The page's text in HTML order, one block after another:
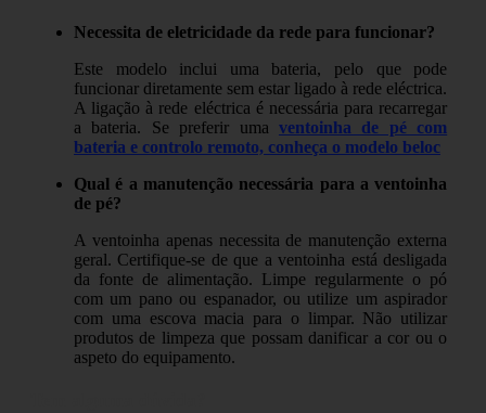
Necessita de eletricidade da rede para funcionar?
Este modelo inclui uma bateria, pelo que pode
funcionar diretamente sem estar ligado à rede eléctrica.
A ligação à rede eléctrica é necessária para recarregar
a bateria. Se preferir uma ventoinha de pé com
bateria e controlo remoto, conheça o modelo beloc
Qual é a manutenção necessária para a ventoinha
de pé?
A ventoinha apenas necessita de manutenção externa
geral. Certifique-se de que a ventoinha está desligada
da fonte de alimentação. Limpe regularmente o pó
com um pano ou espanador, ou utilize um aspirador
com uma escova macia para o limpar. Não utilizar
produtos de limpeza que possam danificar a cor ou o
aspeto do equipamento.